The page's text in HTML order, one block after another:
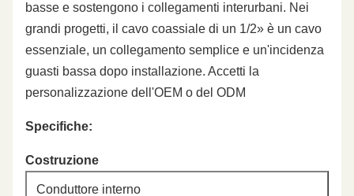
basse e sostengono i collegamenti interurbani. Nei
grandi progetti, il cavo coassiale di un 1/2» è un cavo
essenziale, un collegamento semplice e un'incidenza
guasti bassa dopo installazione. Accetti la
personalizzazione dell'OEM o del ODM
Specifiche:
Costruzione
Conduttore interno